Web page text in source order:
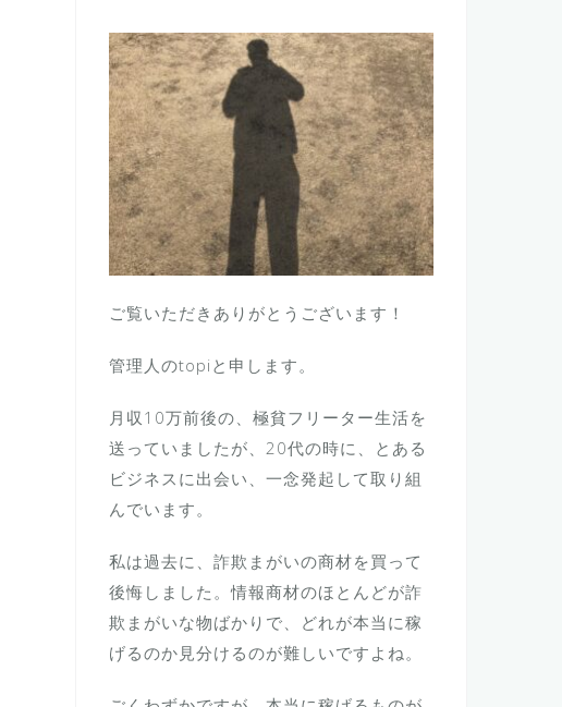
ご覧いただきありがとうございます！
管理人のtopiと申します。
月収10万前後の、極貧フリーター生活を
送っていましたが、20代の時に、とある
ビジネスに出会い、一念発起して取り組
んでいます。
私は過去に、詐欺まがいの商材を買って
後悔しました。情報商材のほとんどが詐
欺まがいな物ばかりで、どれが本当に稼
げるのか見分けるのが難しいですよね。